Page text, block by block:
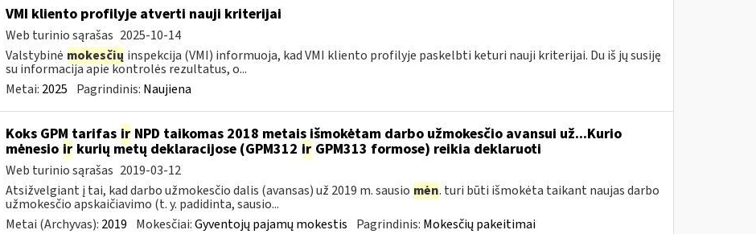
VMI kliento profilyje atverti nauji kriterijai
Web turinio sąrašas 2025-10-14
Valstybinė mokesčių inspekcija (VMI) informuoja, kad VMI kliento profilyje paskelbti keturi nauji kriterijai. Du iš jų susiję
su informacija apie kontrolės rezultatus, o...
Metai: 2025 Pagrindinis: Naujiena
Koks GPM tarifas irNPD taikomas 2018 metais išmokėtam darbo užmokesčio avansui už...Kurio
mėnesio irkurių metų deklaracijose (GPM312 irGPM313 formose) reikia deklaruoti
Web turinio sąrašas 2019-03-12
Atsižvelgiant į tai, kad darbo užmokesčio dalis (avansas) už 2019 m. sausio mėn. turi būti išmokėta taikant naujas darbo
užmokesčio apskaičiavimo (t. y. padidinta, sausio...
Metai (Archyvas): 2019 Mokesčiai:Gyventojų pajamų mokestis Pagrindinis: Mokesčių pakeitimai